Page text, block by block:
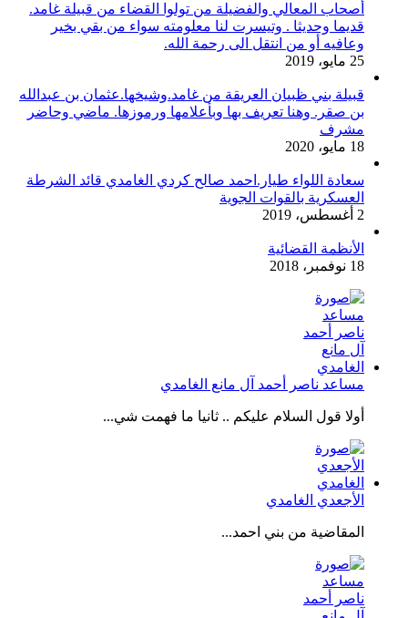
أصحاب المعالي والفضيلة من تولوا القضاء من قبيلة غامد.
قديما وحديثا . وتيسرت لنا معلومته سواء من بقي بخير
وعافيه أو من انتقل الى رحمة الله.
25 مايو، 2019
قبيلة بني ظبيان العريقة من غامد.وشيخها.عثمان بن عبدالله
بن صقر. وهنا تعريف بها وبأعلامها ورموزها. ماضي وحاضر
مشرف
18 مايو، 2020
سعادة اللواء طيار.احمد صالح كردي الغامدي قائد الشرطة
العسكرية بالقوات الجوية
2 أغسطس، 2019
الأنظمة القضائية
18 نوفمبر، 2018
مساعد ناصر أحمد آل مانع الغامدي
أولا قول السلام عليكم .. ثانيا ما فهمت شي...
الأجعدي الغامدي
المقاضية من بني احمد...